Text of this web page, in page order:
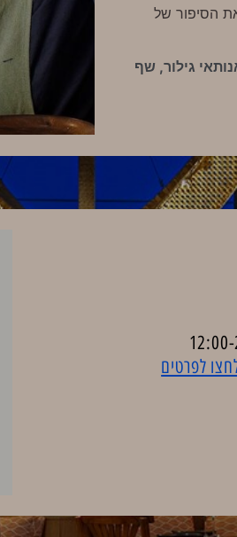
הסיפור של
גילור, שף
לפרטים